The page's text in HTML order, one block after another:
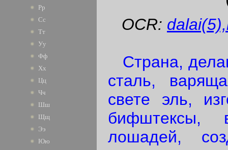
Рр
Сс
Тт
Уу
Фф
Хх
Цц
Чч
Шш
Щщ
Ээ
Юю
OCR:
Страна,
сталь,
свете эль,
бифштексы,
лошадей,